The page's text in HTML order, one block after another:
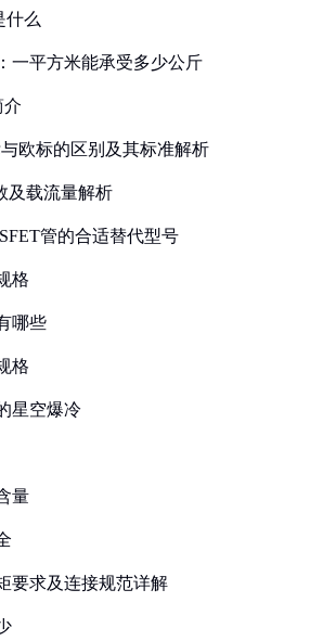
什么
一平方米能承受多少公斤
介
欧标的区别及其标准解析
及载流量解析
管的合适替代型号
格
哪些
格
星空爆冷
量
要求及连接规范详解